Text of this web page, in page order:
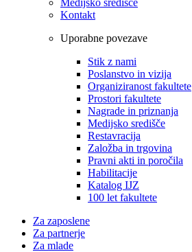
Kontakt
Uporabne povezave
Stik z nami
Poslanstvo in vizija
Organiziranost fakultete
Prostori fakultete
Nagrade in priznanja
Medijsko središče
Restavracija
Založba in trgovina
Pravni akti in poročila
Habilitacije
Katalog IJZ
100 let fakultete
Za zaposlene
Za partnerje
Za mlade